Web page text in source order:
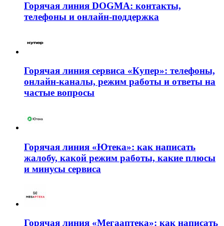
Горячая линия DOGMA: контакты,
телефоны и онлайн-поддержка
Горячая линия сервиса «Купер»: телефоны,
онлайн-каналы, режим работы и ответы на
частые вопросы
Горячая линия «Ютека»: как написать
жалобу, какой режим работы, какие плюсы
и минусы сервиса
Горячая линия «Мегааптека»: как написать